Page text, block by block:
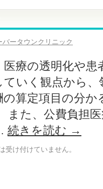
バータウンクリニック
医療の透明化や
ていく観点から
の算定項目の分
また、公費負担
続きを読む →
受け付けていません。